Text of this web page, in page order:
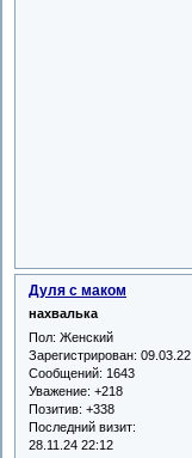
Дуля с маком
нахвалька
Пол: Женский
Зарегистрирован: 09.03.22
Сообщений: 1643
Уважение: +218
Позитив: +338
Последний визит:
28.11.24 22:12